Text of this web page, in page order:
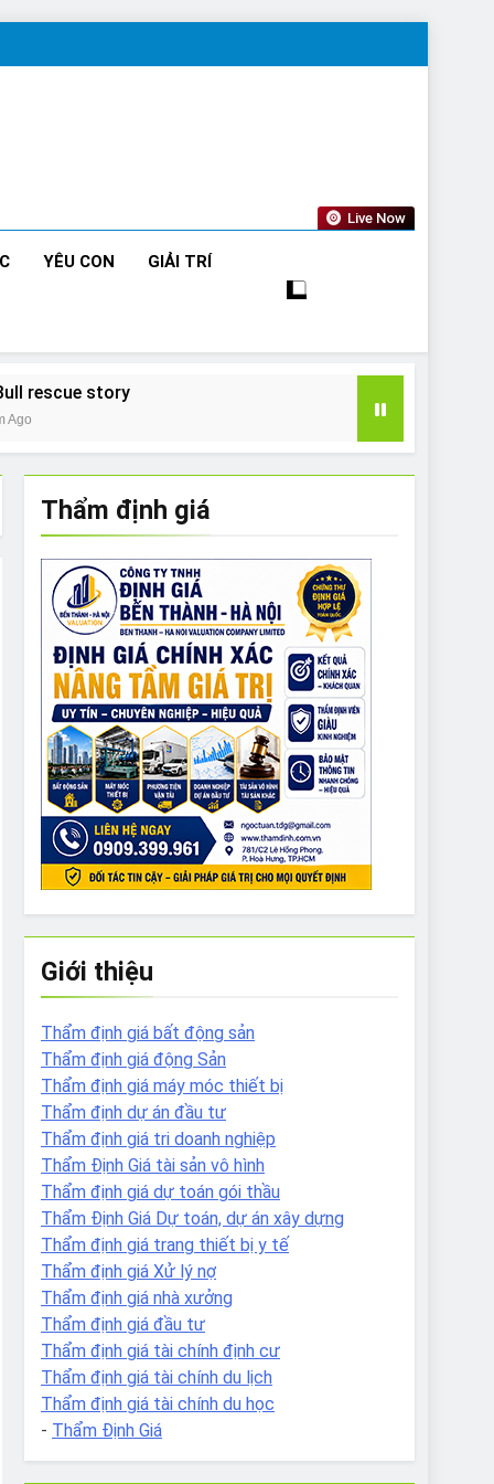
Live Now
YÊU CON GIẢI TRÍ
rescue story
Ago
to What Bulldogs Can (and can’t) Eat
Long Distances?
I Need to Groom My Bulldog
Thẩm định giá
Giới thiệu
Thẩm định giá bất động sản
Thẩm định giá động Sản
Thẩm định giá máy móc thiết bị
Thẩm định dự án đầu tư
Thẩm định giá tri doanh nghiệp
Thẩm Định Giá tài sản vô hình
Thẩm định giá dự toán gói thầu
Thẩm Định Giá Dự toán, dự án xây dựng
Thẩm định giá trang thiết bị y tế
Thẩm định giá Xử lý nợ
Thẩm định giá nhà xưởng
Thẩm định giá đầu tư
Thẩm định giá tài chính định cư
Thẩm định giá tài chính du lịch
Thẩm định giá tài chính du học
- Thẩm Định Giá